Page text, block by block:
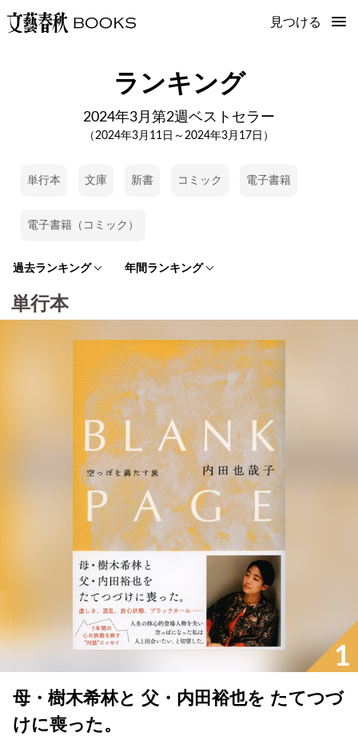
見つける
ランキング
2024年3月第2週ベストセラー
（2024年3月11日～2024年3月17日）
単行本 文庫 新書 コミック 電子書籍
電子書籍（コミック）
過去ランキング 年間ランキング
単行本
1
母・樹木希林と 父・内田裕也を たてつづ
けに喪った。